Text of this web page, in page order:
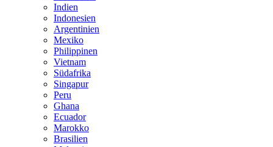
Indien
Indonesien
Argentinien
Mexiko
Philippinen
Vietnam
Südafrika
Singapur
Peru
Ghana
Ecuador
Marokko
Brasilien